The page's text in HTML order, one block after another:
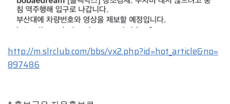
http://m.slrclub.com/bbs/vx2.php?id=hot_article&no=
897486